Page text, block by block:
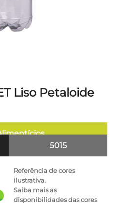
Liso Petaloide
5015
Referência de cores
ilustrativa.
Saiba mais as
disponibilidades das cores